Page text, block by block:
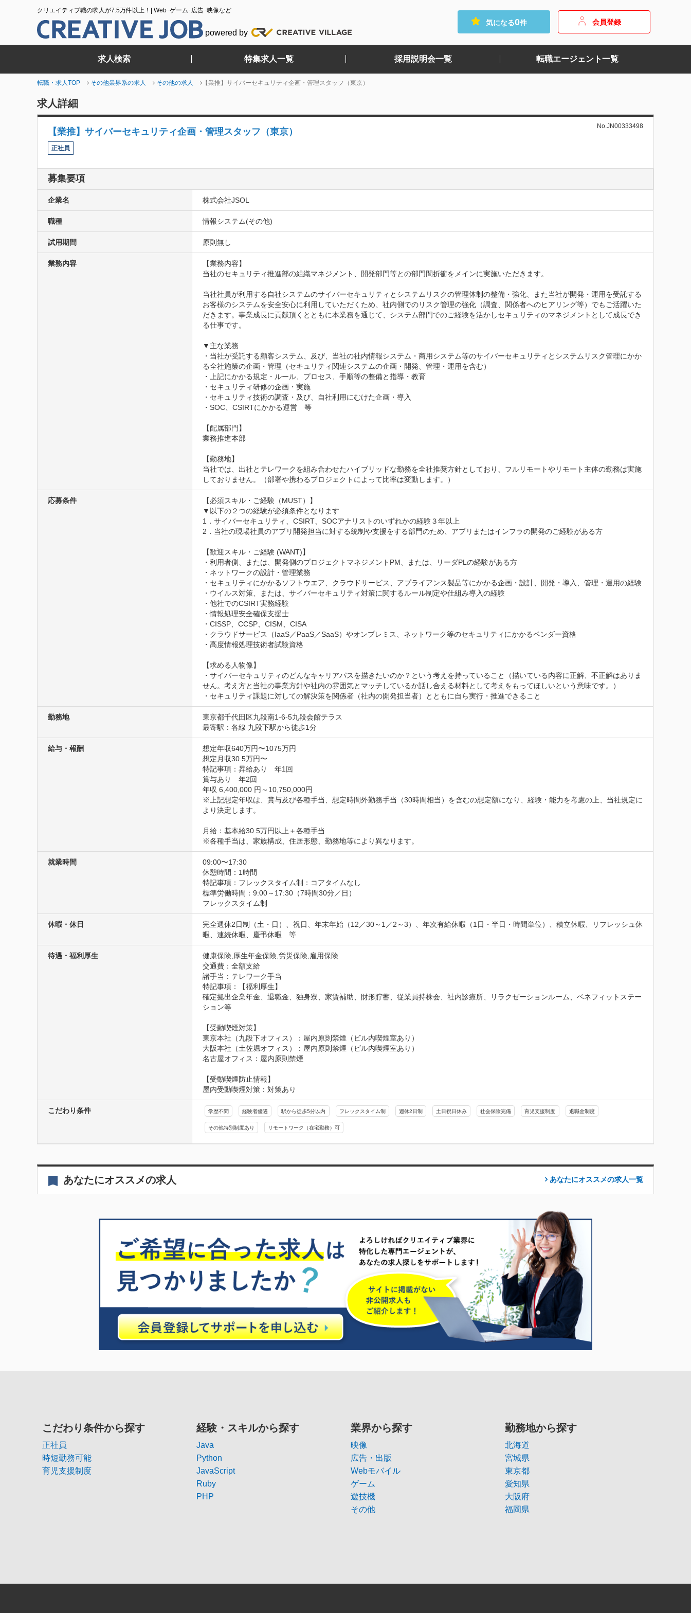
クリエイティブ職の求人が7.5万件以上！| Web･ゲーム･広告･映像など
powered by
気になる0件 会員登録
求人検索 特集求人一覧 採用説明会一覧 転職エージェント一覧
転職・求人TOP その他業界系の求人 その他の求人 【業推】サイバーセキュリティ企画・管理スタッフ（東京）
求人詳細
【業推】サイバーセキュリティ企画・管理スタッフ（東京）
No.JN00333498
正社員
募集要項
企業名 株式会社JSOL
職種 情報システム(その他)
試用期間 原則無し
業務内容
【業務内容】
当社のセキュリティ推進部の組織マネジメント、開発部門等との部門間折衝をメインに実施いただきます。
当社社員が利用する自社システムのサイバーセキュリティとシステムリスクの管理体制の整備・強化、また当社が開発・運用を受託する
お客様のシステムを安全安心に利用していただくため、社内側でのリスク管理の強化（調査、関係者へのヒアリング等）でもご活躍いた
だきます。事業成長に貢献頂くとともに本業務を通じて、システム部門でのご経験を活かしセキュリティのマネジメントとして成長でき
る仕事です。
▼主な業務
・当社が受託する顧客システム、及び、当社の社内情報システム・商用システム等のサイバーセキュリティとシステムリスク管理にかか
る全社施策の企画・管理（セキュリティ関連システムの企画・開発、管理・運用を含む）
・上記にかかる規定・ルール、プロセス、手順等の整備と指導・教育
・セキュリティ研修の企画・実施
・セキュリティ技術の調査・及び、自社利用にむけた企画・導入
・SOC、CSIRTにかかる運営　等
【配属部門】
業務推進本部
【勤務地】
当社では、出社とテレワークを組み合わせたハイブリッドな勤務を全社推奨方針としており、フルリモートやリモート主体の勤務は実施
しておりません。（部署や携わるプロジェクトによって比率は変動します。）
応募条件
【必須スキル・ご経験（MUST）】
▼以下の２つの経験が必須条件となります
1．サイバーセキュリティ、CSIRT、SOCアナリストのいずれかの経験３年以上
2．当社の現場社員のアプリ開発担当に対する統制や支援をする部門のため、アプリまたはインフラの開発のご経験がある方
【歓迎スキル・ご経験 (WANT)】
・利用者側、または、開発側のプロジェクトマネジメントPM、または、リーダPLの経験がある方
・ネットワークの設計・管理業務
・セキュリティにかかるソフトウエア、クラウドサービス、アプライアンス製品等にかかる企画・設計、開発・導入、管理・運用の経験
・ウイルス対策、または、サイバーセキュリティ対策に関するルール制定や仕組み導入の経験
・他社でのCSIRT実務経験
・情報処理安全確保支援士
・CISSP、CCSP、CISM、CISA
・クラウドサービス（IaaS／PaaS／SaaS）やオンプレミス、ネットワーク等のセキュリティにかかるベンダー資格
・高度情報処理技術者試験資格
【求める人物像】
・サイバーセキュリティのどんなキャリアパスを描きたいのか？という考えを持っていること（描いている内容に正解、不正解はありま
せん。考え方と当社の事業方針や社内の雰囲気とマッチしているか話し合える材料として考えをもってほしいという意味です。）
・セキュリティ課題に対しての解決策を関係者（社内の開発担当者）とともに自ら実行・推進できること
勤務地
東京都千代田区九段南1-6-5九段会館テラス
最寄駅：各線 九段下駅から徒歩1分
給与・報酬
想定年収640万円〜1075万円
想定月収30.5万円〜
特記事項：昇給あり　年1回
賞与あり　年2回
年収 6,400,000 円～10,750,000円
※上記想定年収は、賞与及び各種手当、想定時間外勤務手当（30時間相当）を含むの想定額になり、経験・能力を考慮の上、当社規定に
より決定します。
月給：基本給30.5万円以上＋各種手当
※各種手当は、家族構成、住居形態、勤務地等により異なります。
就業時間
09:00〜17:30
休憩時間：1時間
特記事項：フレックスタイム制：コアタイムなし
標準労働時間：9:00～17:30（7時間30分／日）
フレックスタイム制
休暇・休日
完全週休2日制（土・日）、祝日、年末年始（12／30～1／2～3）、年次有給休暇（1日・半日・時間単位）、積立休暇、リフレッシュ休
暇、連続休暇、慶弔休暇　等
待遇・福利厚生
健康保険,厚生年金保険,労災保険,雇用保険
交通費：全額支給
諸手当：テレワーク手当
特記事項：【福利厚生】
確定拠出企業年金、退職金、独身寮、家賃補助、財形貯蓄、従業員持株会、社内診療所、リラクゼーションルーム、ベネフィットステー
ション等
【受動喫煙対策】
東京本社（九段下オフィス）：屋内原則禁煙（ビル内喫煙室あり）
大阪本社（土佐堀オフィス）：屋内原則禁煙（ビル内喫煙室あり）
名古屋オフィス：屋内原則禁煙
【受動喫煙防止情報】
屋内受動喫煙対策：対策あり
こだわり条件 学歴不問 経験者優遇 駅から徒歩5分以内 フレックスタイム制 週休2日制 土日祝日休み 社会保険完備 育児支援制度 退職金制度
その他特別制度あり リモートワーク（在宅勤務）可
あなたにオススメの求人 あなたにオススメの求人一覧
こだわり条件から探す
正社員
時短勤務可能
育児支援制度
経験・スキルから探す
Java
Python
JavaScript
Ruby
PHP
業界から探す
映像
広告・出版
Webモバイル
ゲーム
遊技機
その他
勤務地から探す
北海道
宮城県
東京都
愛知県
大阪府
福岡県